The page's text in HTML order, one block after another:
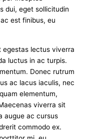
dui, eget sollicitudin
est finibus, eu
egestas lectus viverra
luctus in ac turpis.
Donec rutrum
ac lacus iaculis, nec
elementum,
viverra sit
augue ac cursus
commodo ex.